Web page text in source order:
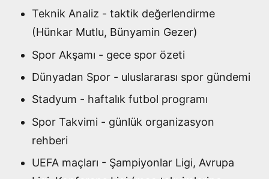
Teknik Analiz - taktik değerlendirme
(Hünkar Mutlu, Bünyamin Gezer)
Spor Akşamı - gece spor özeti
Dünyadan Spor - uluslararası spor gündemi
Stadyum - haftalık futbol programı
Spor Takvimi - günlük organizasyon
rehberi
UEFA maçları - Şampiyonlar Ligi, Avrupa